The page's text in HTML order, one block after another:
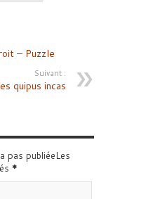
– Puzzle
Suivant :
quipus incas
pas publiéeLes
*